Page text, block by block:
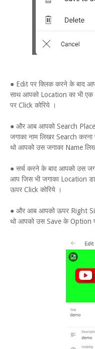
● Edit पर क्लिक करने के बाद
साथ आपको Location का भी
पर Click कोरिये ।
● और आब आपको Search
जगाका नाम लिखर Search
थो आपको उस जगाका Name
● सर्च करने के बाद आपको उस
आप जिस भी जगाका Location
ऊपर Click कोरिये ।
● और आब आपको ऊपर Right
थो आपको उस Save के Option